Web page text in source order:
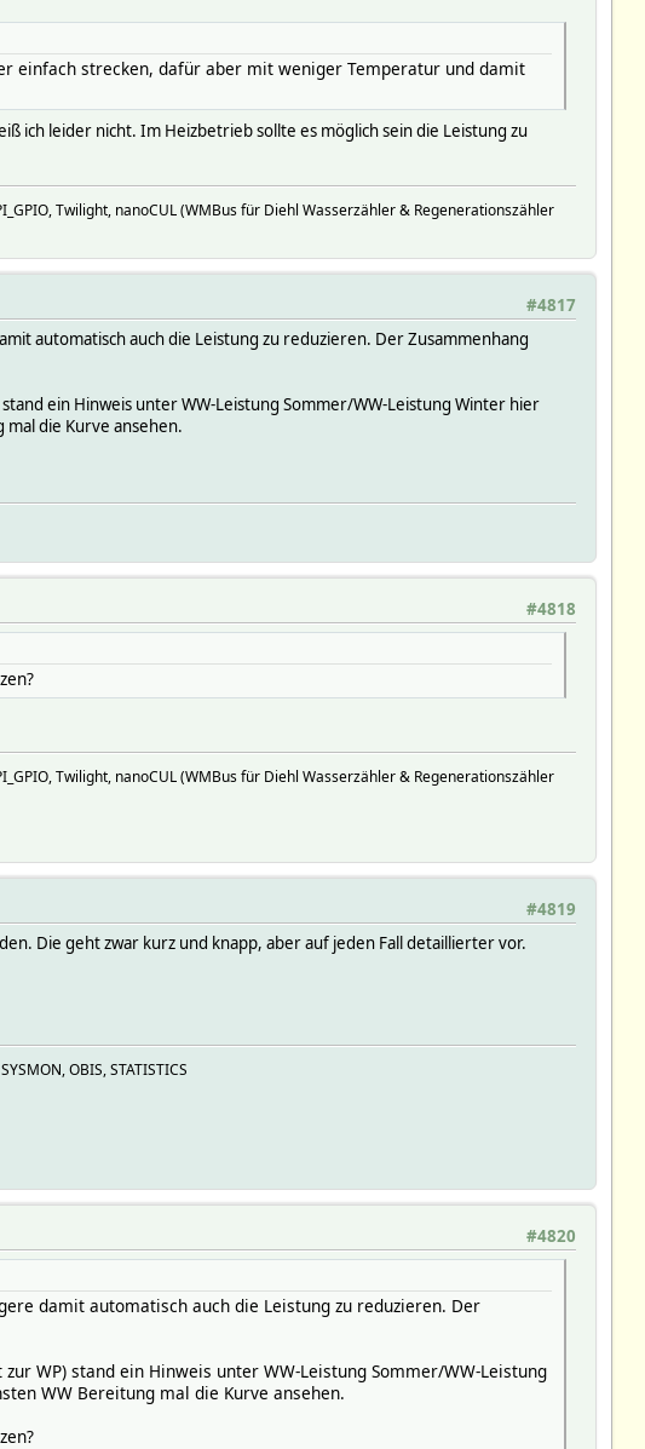
einfach strecken, dafür aber mit weniger Temperatur und damit
ich leider nicht. Im Heizbetrieb sollte es möglich sein die Leistung zu
Twilight, nanoCUL (WMBus für Diehl Wasserzähler & Regenerationszähler
#4817
automatisch auch die Leistung zu reduzieren. Der Zusammenhang
ein Hinweis unter WW-Leistung Sommer/WW-Leistung Winter hier
die Kurve ansehen.
#4818
Twilight, nanoCUL (WMBus für Diehl Wasserzähler & Regenerationszähler
#4819
Die geht zwar kurz und knapp, aber auf jeden Fall detaillierter vor.
OBIS, STATISTICS
#4820
damit automatisch auch die Leistung zu reduzieren. Der
WP) stand ein Hinweis unter WW-Leistung Sommer/WW-Leistung
WW Bereitung mal die Kurve ansehen.